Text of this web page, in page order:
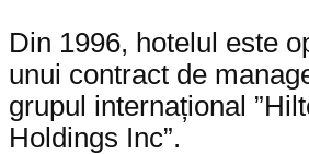
Din 1996, hotelul este
unui contract de
grupul internațional
Holdings Inc”.